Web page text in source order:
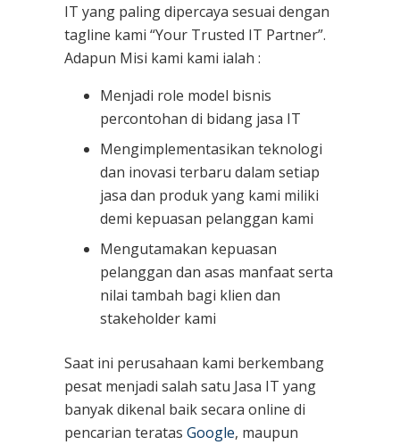
IT yang paling dipercaya sesuai dengan
tagline kami “Your Trusted IT Partner”.
Adapun Misi kami kami ialah :
Menjadi role model bisnis
percontohan di bidang jasa IT
Mengimplementasikan teknologi
dan inovasi terbaru dalam setiap
jasa dan produk yang kami miliki
demi kepuasan pelanggan kami
Mengutamakan kepuasan
pelanggan dan asas manfaat serta
nilai tambah bagi klien dan
stakeholder kami
Saat ini perusahaan kami berkembang
pesat menjadi salah satu Jasa IT yang
banyak dikenal baik secara online di
pencarian teratas Google, maupun